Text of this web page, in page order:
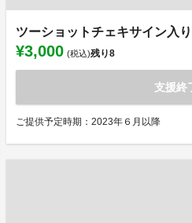
ツーショットチェキサイン入
¥3,000 (税込)残り8
支援終
ご提供予定時期：2023年６月以降